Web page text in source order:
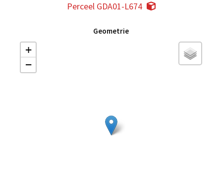
Perceel GDA01-L674
Geometrie
+
−